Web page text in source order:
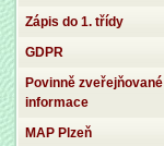
Zápis do 1. třídy
GDPR
Povinně zveřejňované
informace
MAP Plzeň